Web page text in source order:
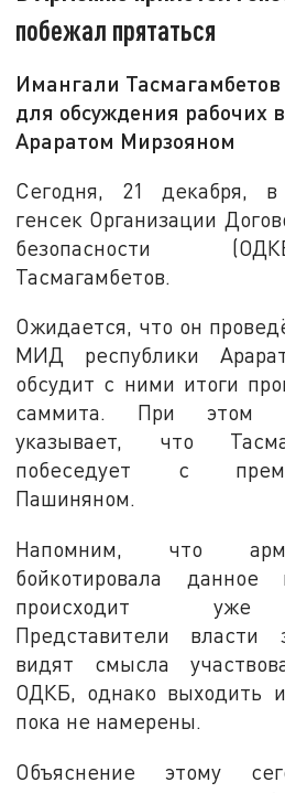
побежал прятаться
Имангали
для обсуждения рабочих
Араратом Мирзояном
Сегодня, 21 декабря,
генсек Организации
безопасности
Тасмагамбетов.
Ожидается, что он
МИД республики
обсудит с ними итоги
саммита. При этом
указывает, что
побеседует с
Пашиняном.
Напомним, что
бойкотировала данное
происходит уже
Представители
видят смысла
ОДКБ, однако выходить
пока не намерены.
Объяснение этому